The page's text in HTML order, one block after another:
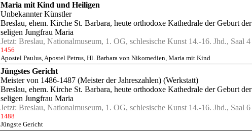
Maria mit Kind und Heiligen
Unbekannter Künstler
Breslau, ehem. Kirche St. Barbara, heute orthodoxe Kathedrale der Geburt der
seligen Jungfrau Maria
Jetzt: Breslau, Nationalmuseum, 1. OG, schlesische Kunst 14.-16. Jhd., Saal 4
1456
Apostel Paulus,Apostel Petrus, Hl. Barbara von Nikomedien, Maria mit Kind
Jüngstes Gericht
Meister von 1486-1487 (Meister der Jahreszahlen) (Werkstatt)
Breslau, ehem. Kirche St. Barbara, heute orthodoxe Kathedrale der Geburt der
seligen Jungfrau Maria
Jetzt: Breslau, Nationalmuseum, 1. OG, schlesische Kunst 14.-16. Jhd., Saal 6
1488
Jüngste Gericht